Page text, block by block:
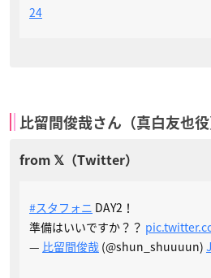
24
比留間俊哉さん（真白友也役
#スタフォニ DAY2！
準備はいいですか？？
— 比留間俊哉 (@shun_shuuuun)